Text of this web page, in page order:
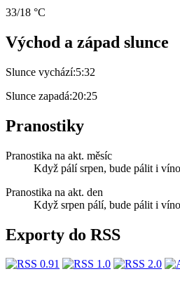
33/18 °C
Východ a západ slunce
Slunce vychází:5:32
Slunce zapadá:20:25
Pranostiky
Pranostika na akt. měsíc
Když pálí srpen, bude pálit i
Pranostika na akt. den
Když srpen pálí, bude pálit i
Exporty do RSS